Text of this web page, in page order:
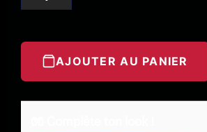
AJOUTER AU PANIER